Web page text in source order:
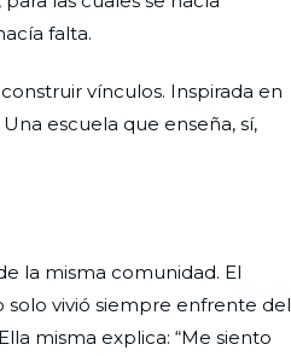
falta.
vínculos. Inspirada en
escuela que enseña, sí,
la misma comunidad. El
solo vivió siempre enfrente del
misma explica: “Me siento